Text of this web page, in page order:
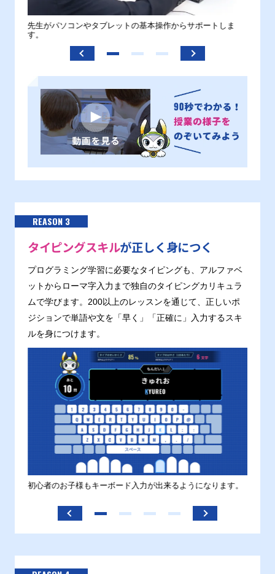
先生がパソコンやタブレットの基本操作からサポートしま
す。
REASON 3
タイピングスキルが正しく身につく
プログラミング学習に必要なタイピングも、アルファベ
ットからローマ字入力まで独自のタイピングカリキュラ
ムで学びます。200以上のレッスンを通じて、正しいポ
ジションで単語や文を「早く」「正確に」入力するスキ
ルを身につけます。
初心者のお子様もキーボード入力が出来るようになります。